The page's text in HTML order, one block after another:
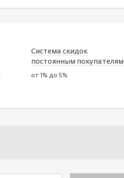
Система скидок
постоянным покупателям
от 1% до 5%